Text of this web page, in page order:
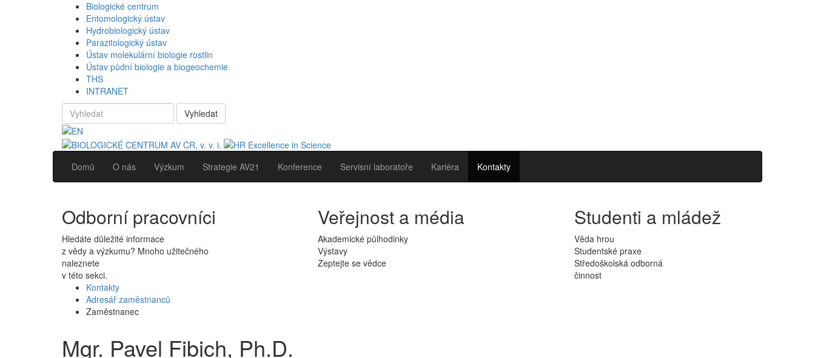
Biologické centrum
Entomologický ústav
Hydrobiologický ústav
Parazitologický ústav
Ústav molekulární biologie rostlin
Ústav půdní biologie a biogeochemie
THS
INTRANET
Vyhledat
Domů O nás Výzkum Strategie AV21 Konference Servisní laboratoře Kariéra Kontakty
Odborní pracovníci
Hledáte důležité informace
z vědy a výzkumu? Mnoho užitečného
naleznete
v této sekci.
Veřejnost a média
Akademické půlhodinky
Výstavy
Zeptejte se vědce
Studenti a mládež
Věda hrou
Studentské praxe
Středoškolská odborná
činnost
Kontakty
Adresář zaměstnanců
Zaměstnanec
Mgr. Pavel Fibich, Ph.D.